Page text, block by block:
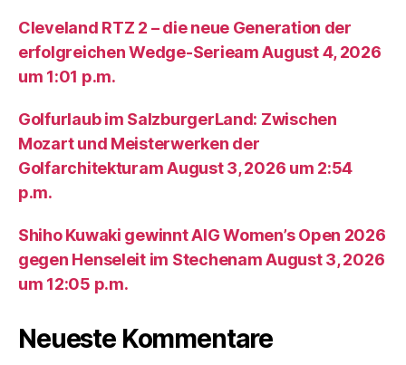
Cleveland RTZ 2 – die neue Generation der
erfolgreichen Wedge-Serieam August 4, 2026
um 1:01 p.m.
Golfurlaub im SalzburgerLand: Zwischen
Mozart und Meisterwerken der
Golfarchitekturam August 3, 2026 um 2:54
p.m.
Shiho Kuwaki gewinnt AIG Women’s Open 2026
gegen Henseleit im Stechenam August 3, 2026
um 12:05 p.m.
Neueste Kommentare